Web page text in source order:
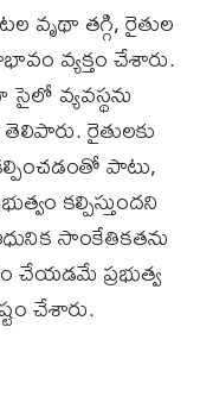
వృథా తగ్గి, రైతుల
వ్యక్తం చేశారు.
సైలో వ్యవస్థను
రైతులకు
పాటు,
కల్పిస్తుందని
సాంకేతికతను
చేయడమే ప్రభుత్వ
చేశారు.